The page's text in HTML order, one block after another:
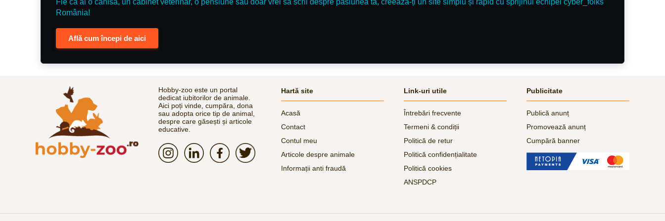
România!
Află cum începi de aici
Hobby-zoo este un portal
dedicat iubitorilor de animale.
Aici poți vinde, cumpăra, dona
sau adopta orice tip de animal,
despre care găsești și articole
educative.
Hartă site
Acasă
Contact
Contul meu
Articole despre animale
Informații anti fraudă
Link-uri utile
Întrebări frecvente
Termeni & condiții
Politică de retur
Politică confidențialitate
Politică cookies
ANSPDCP
Publicitate
Publică anunț
Promovează anunț
Cumpără banner